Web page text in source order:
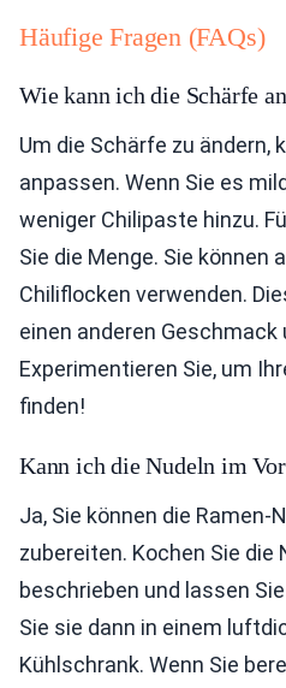
Häufige Fragen (FAQs)
Wie kann ich die Schärfe
Um die Schärfe zu ändern,
anpassen. Wenn Sie es
weniger Chilipaste hinzu.
Sie die Menge. Sie können
Chiliflocken verwenden.
einen anderen Geschmack
Experimentieren Sie, um
finden!
Kann ich die Nudeln im
Ja, Sie können die Ramen-
zubereiten. Kochen Sie die
beschrieben und lassen
Sie sie dann in einem
Kühlschrank. Wenn Sie